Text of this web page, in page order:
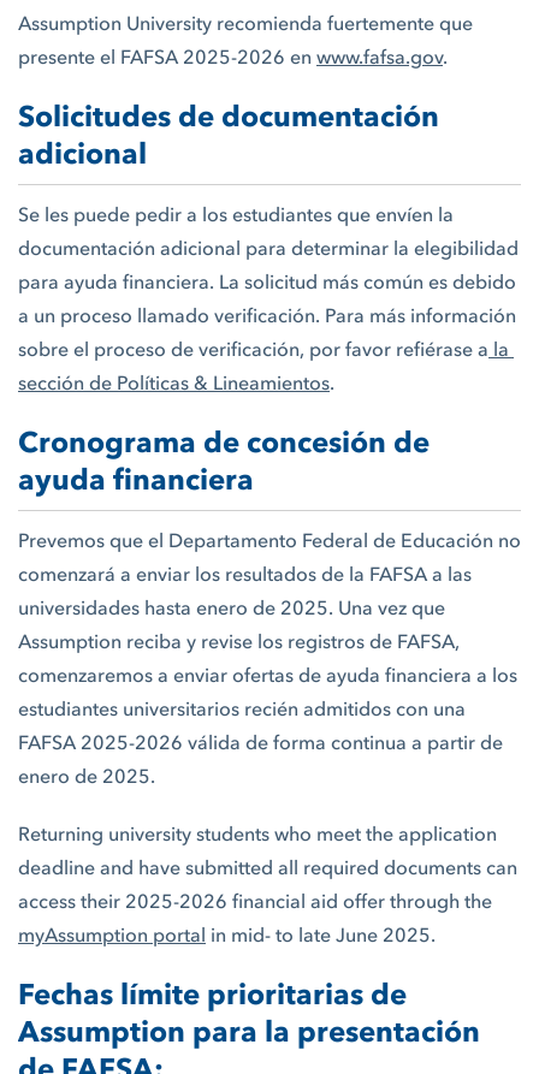
Assumption University recomienda fuertemente que
presente el FAFSA 2025-2026 en www.fafsa.gov.
Solicitudes de documentación
adicional
Se les puede pedir a los estudiantes que envíen la
documentación adicional para determinar la elegibilidad
para ayuda financiera. La solicitud más común es debido
a un proceso llamado verificación. Para más información
sobre el proceso de verificación, por favor refiérase a la
sección de Políticas & Lineamientos.
Cronograma de concesión de
ayuda financiera
Prevemos que el Departamento Federal de Educación no
comenzará a enviar los resultados de la FAFSA a las
universidades hasta enero de 2025. Una vez que
Assumption reciba y revise los registros de FAFSA,
comenzaremos a enviar ofertas de ayuda financiera a los
estudiantes universitarios recién admitidos con una
FAFSA 2025-2026 válida de forma continua a partir de
enero de 2025.
Returning university students who meet the application
deadline and have submitted all required documents can
access their 2025-2026 financial aid offer through the
myAssumption portal in mid- to late June 2025.
Fechas límite prioritarias de
Assumption para la presentación